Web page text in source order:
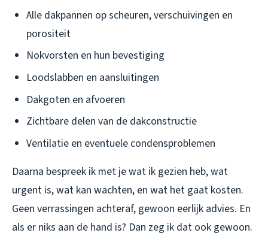
Alle dakpannen op scheuren, verschuivingen en
porositeit
Nokvorsten en hun bevestiging
Loodslabben en aansluitingen
Dakgoten en afvoeren
Zichtbare delen van de dakconstructie
Ventilatie en eventuele condensproblemen
Daarna bespreek ik met je wat ik gezien heb, wat
urgent is, wat kan wachten, en wat het gaat kosten.
Geen verrassingen achteraf, gewoon eerlijk advies. En
als er niks aan de hand is? Dan zeg ik dat ook gewoon.